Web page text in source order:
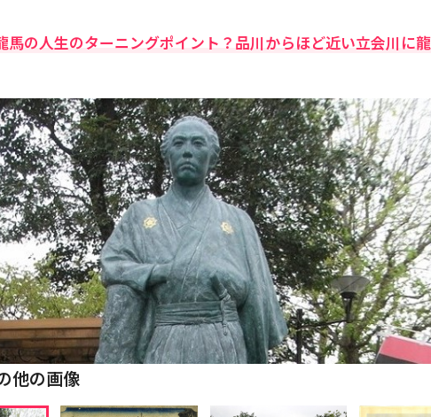
馬の人生のターニングポイント？品川からほど近い立会川に
他の画像